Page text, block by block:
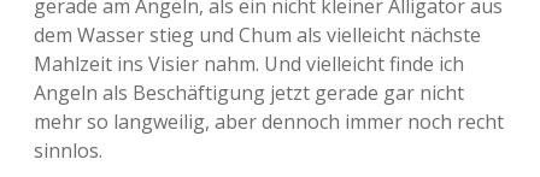
gerade am Angeln, als ein nicht kleiner Alligator aus
dem Wasser stieg und Chum als vielleicht nächste
Mahlzeit ins Visier nahm. Und vielleicht finde ich
Angeln als Beschäftigung jetzt gerade gar nicht
mehr so langweilig, aber dennoch immer noch recht
sinnlos.